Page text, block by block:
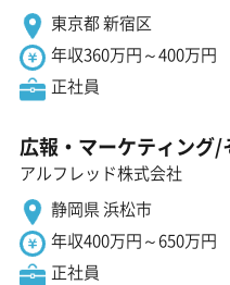
東京都 新宿区
年収360万円～400万円
正社員
広報・マーケティング
アルフレッド株式会社
静岡県 浜松市
年収400万円～650万円
正社員